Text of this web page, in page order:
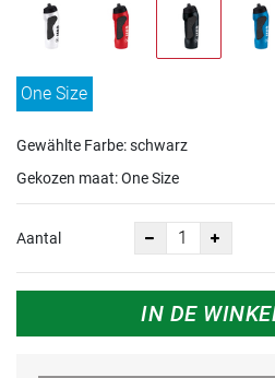
One Size
Gewählte Farbe: schwarz
Gekozen maat:One Size
Aantal
IN DE